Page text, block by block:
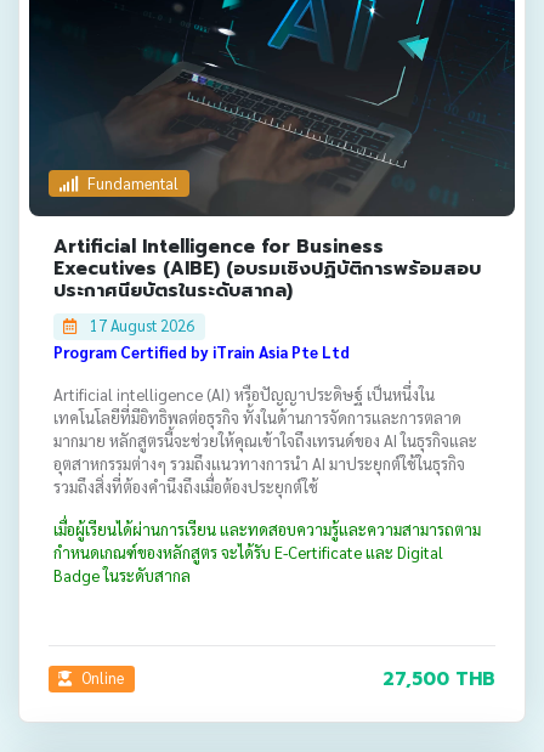
Fundamental
Artificial Intelligence for Business
Executives (AIBE) (อบรมเชิงปฏิบัติการพร้อมสอบ
ประกาศนียบัตรในระดับสากล)
17 August 2026
Program Certified by iTrain Asia Pte Ltd
Artificial intelligence (AI) หรือปัญญาประดิษฐ์ เป็นหนึ่งใน
เทคโนโลยีที่มีอิทธิพลต่อธุรกิจ ทั้งในด้านการจัดการและการตลาด
มากมาย หลักสูตรนี้จะช่วยให้คุณเข้าใจถึงเทรนด์ของ AI ในธุรกิจและ
อุตสาหกรรมต่างๆ รวมถึงแนวทางการนำ AI มาประยุกต์ใช้ในธุรกิจ
รวมถึงสิ่งที่ต้องคำนึงถึงเมื่อต้องประยุกต์ใช้
เมื่อผู้เรียนได้ผ่านการเรียน และทดสอบความรู้และความสามารถตาม
กำหนดเกณฑ์ของหลักสูตร จะได้รับ E-Certificate และ Digital
Badge ในระดับสากล
Online 27,500 THB